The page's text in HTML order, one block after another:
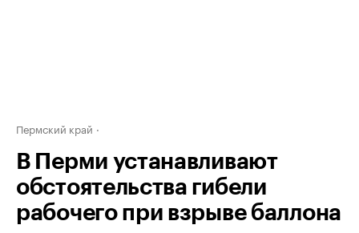
Пермский край
В Перми устанавливают
обстоятельства гибели
рабочего при взрыве баллона